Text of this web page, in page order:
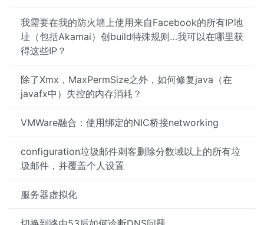
我需要在我的防火墙上使用来自Facebook的所有IP地
址（包括Akamai）创build特殊规则…我可以在哪里获
得这些IP？
除了Xmx，MaxPermSize之外，如何修复java（在
javafx中）失控的内存消耗？
VMWare融合：使用绑定的NIC桥接networking
configuration垃圾邮件刺客删除分数域以上的所有垃
圾邮件，并覆盖个人设置
服务器虚拟化